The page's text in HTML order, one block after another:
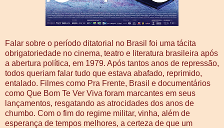
Falar sobre o período ditatorial no Brasil foi uma tácita
obrigatoriedade no cinema, teatro e literatura brasileira após
a abertura política, em 1979. Após tantos anos de repressão,
todos queriam falar tudo que estava abafado, reprimido,
entalado. Filmes como Pra Frente, Brasil e documentários
como Que Bom Te Ver Viva foram marcantes em seus
lançamentos, resgatando as atrocidades dos anos de
chumbo. Com o fim do regime militar, vinha, além de
esperança de tempos melhores, a certeza de que um